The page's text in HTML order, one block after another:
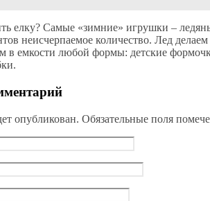
елку? Самые «зимние» игрушки –
неисчерпаемое количество. Лед
в емкости любой формы: детские
опубликован. Обязательные поля